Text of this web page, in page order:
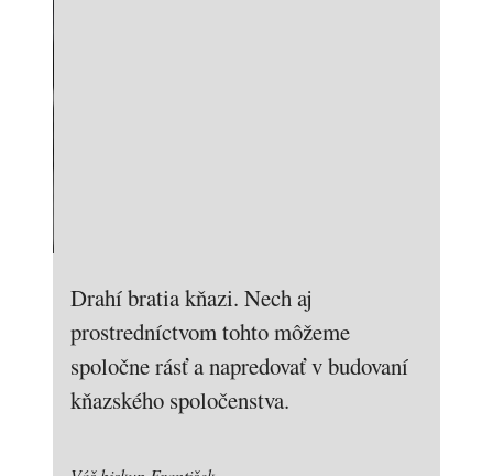
Drahí bratia kňazi. Nech aj
prostredníctvom tohto môžeme
spoločne rásť a napredovať v budovaní
kňazského spoločenstva.